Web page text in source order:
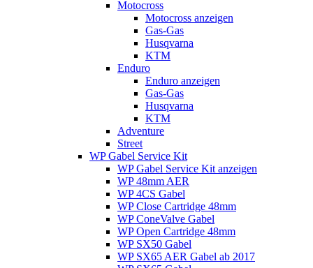
Motocross
Motocross anzeigen
Gas-Gas
Husqvarna
KTM
Enduro
Enduro anzeigen
Gas-Gas
Husqvarna
KTM
Adventure
Street
WP Gabel Service Kit
WP Gabel Service Kit anzeigen
WP 48mm AER
WP 4CS Gabel
WP Close Cartridge 48mm
WP ConeValve Gabel
WP Open Cartridge 48mm
WP SX50 Gabel
WP SX65 AER Gabel ab 2017